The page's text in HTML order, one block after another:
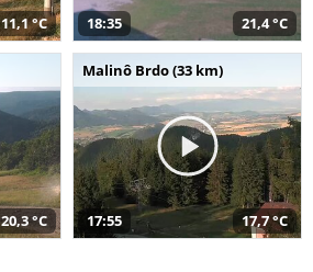
11,1 °C 18:35 21,4 °C
20,3 °C
Malinô Brdo (33 km)
17:55 17,7 °C